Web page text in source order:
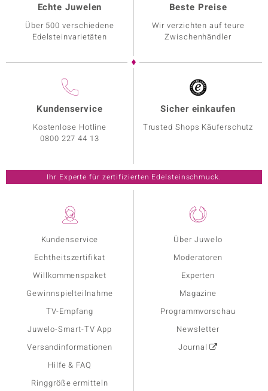
Kundenservice
Echtheitszertifikat
Willkommenspaket
Gewinnspielteilnahme
TV-Empfang
Juwelo-Smart-TV App
Versandinformationen
Hilfe & FAQ
Ringgröße ermitteln
Über Juwelo
Moderatoren
Experten
Magazine
Programmvorschau
Newsletter
Journal
Echte Juwelen
Über 500 verschiedene
Edelsteinvarietäten
Beste Preise
Wir verzichten auf teure
Zwischenhändler
Kundenservice
Kostenlose Hotline
0800 227 44 13
Sicher einkaufen
Trusted Shops Käuferschutz
Ihr Experte für zertifizierten Edelsteinschmuck.